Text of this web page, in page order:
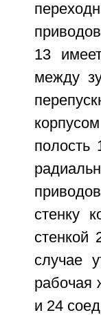
13
между
полость
стенку
стенкой
случае
рабочая
и 24